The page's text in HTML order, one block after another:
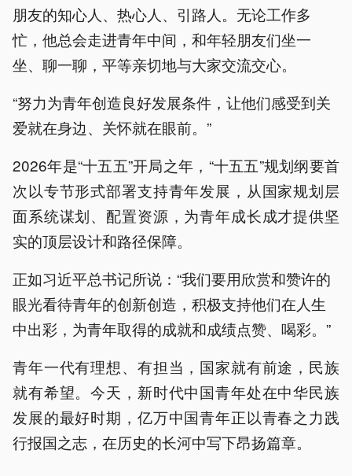
朋友的知心人、热心人、引路人。无论工作多
忙，他总会走进青年中间，和年轻朋友们坐一
坐、聊一聊，平等亲切地与大家交流交心。
“努力为青年创造良好发展条件，让他们感受到关
爱就在身边、关怀就在眼前。”
2026年是“十五五”开局之年，“十五五”规划纲要首
次以专节形式部署支持青年发展，从国家规划层
面系统谋划、配置资源，为青年成长成才提供坚
实的顶层设计和路径保障。
正如习近平总书记所说：“我们要用欣赏和赞许的
眼光看待青年的创新创造，积极支持他们在人生
中出彩，为青年取得的成就和成绩点赞、喝彩。”
青年一代有理想、有担当，国家就有前途，民族
就有希望。今天，新时代中国青年处在中华民族
发展的最好时期，亿万中国青年正以青春之力践
行报国之志，在历史的长河中写下昂扬篇章。